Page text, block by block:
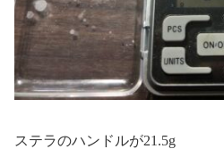
ステラのハンドルが21.5g